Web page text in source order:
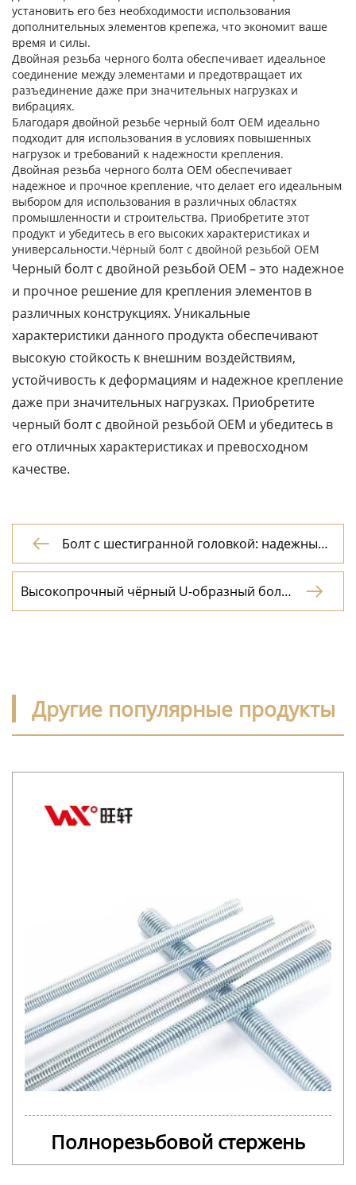
установить его без необходимости использования
дополнительных элементов крепежа, что экономит ваше
время и силы.
Двойная резьба черного болта обеспечивает идеальное
соединение между элементами и предотвращает их
разъединение даже при значительных нагрузках и
вибрациях.
Благодаря двойной резьбе черный болт OEM идеально
подходит для использования в условиях повышенных
нагрузок и требований к надежности крепления.
Двойная резьба черного болта OEM обеспечивает
надежное и прочное крепление, что делает его идеальным
выбором для использования в различных областях
промышленности и строительства. Приобретите этот
продукт и убедитесь в его высоких характеристиках и
универсальности.Чёрный болт с двойной резьбой OEM
Черный болт с двойной резьбой OEM – это надежное
и прочное решение для крепления элементов в
различных конструкциях. Уникальные
характеристики данного продукта обеспечивают
высокую стойкость к внешним воздействиям,
устойчивость к деформациям и надежное крепление
даже при значительных нагрузках. Приобретите
черный болт с двойной резьбой OEM и убедитесь в
его отличных характеристиках и превосходном
качестве.

Болт с шестигранной головкой: надежный
партнер вашего проекта
Высокопрочный чёрный U-образный болт:
Прочность и надежность

Другие популярные продукты
Полнорезьбовой стержень